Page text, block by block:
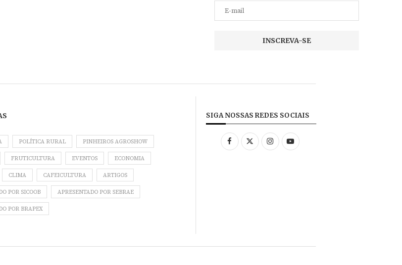
POLÍTICA RURAL PINHEIROS AGROSHOW
FRUTICULTURA EVENTOS ECONOMIA
CLIMA CAFEICULTURA ARTIGOS
POR SICOOB APRESENTADO POR SEBRAE
POR BRAPEX
SIGA NOSSAS REDES SOCIAIS